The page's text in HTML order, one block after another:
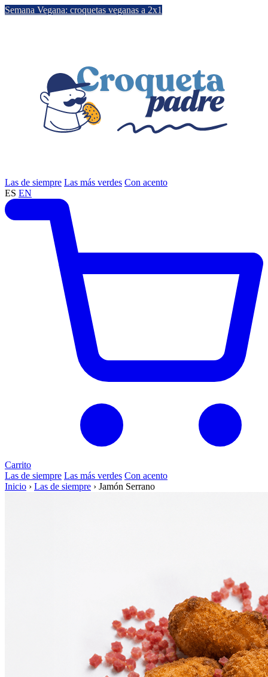
Semana Vegana: croquetas veganas a 2x1
Las de siempre Las más verdes Con acento
ES EN
Carrito
Las de siempre Las más verdes Con acento
Inicio › Las de siempre › Jamón Serrano